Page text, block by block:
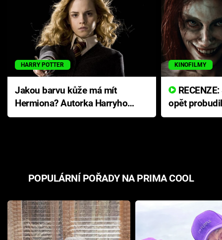
HARRY POTTER
Jakou barvu kůže má mít
Hermiona? Autorka Harryho
Pottera přišla s ráznou
KINOFILMY
opět
přichází s
POPULÁRNÍ POŘADY NA PRIMA COOL